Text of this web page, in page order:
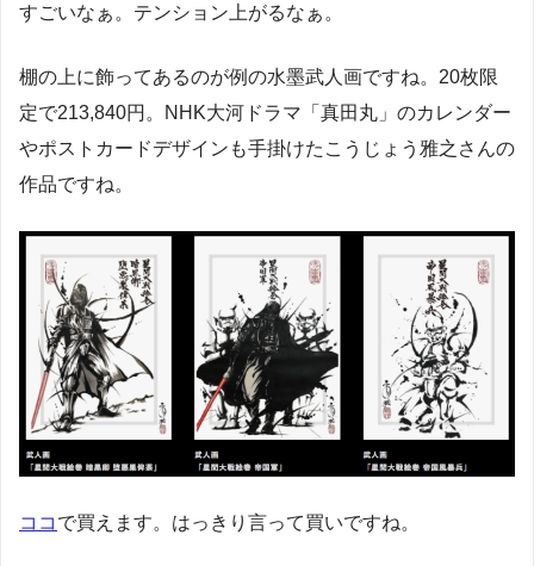
すごいなぁ。テンション上がるなぁ。
棚の上に飾ってあるのが例の水墨武人画ですね。20枚限
定で213,840円。NHK大河ドラマ「真田丸」のカレンダー
やポストカードデザインも手掛けたこうじょう雅之さんの
作品ですね。
ココ で買えます。はっきり言って買いですね。